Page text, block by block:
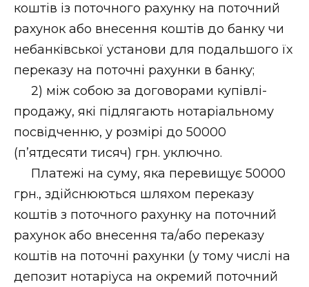
коштів із поточного рахунку на поточний
рахунок або внесення коштів до банку чи
небанківської установи для подальшого їх
переказу на поточні рахунки в банку;
2) між собою за договорами купівлі-
продажу, які підлягають нотаріальному
посвідченню, у розмірі до 50000
(п’ятдесяти тисяч) грн. уключно.
Платежі на суму, яка перевищує 50000
грн., здійснюються шляхом переказу
коштів з поточного рахунку на поточний
рахунок або внесення та/або переказу
коштів на поточні рахунки (у тому числі на
депозит нотаріуса на окремий поточний